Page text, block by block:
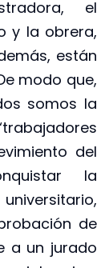
el
y la obrera,
están
modo que,
somos la
del
la
de
a un jurado